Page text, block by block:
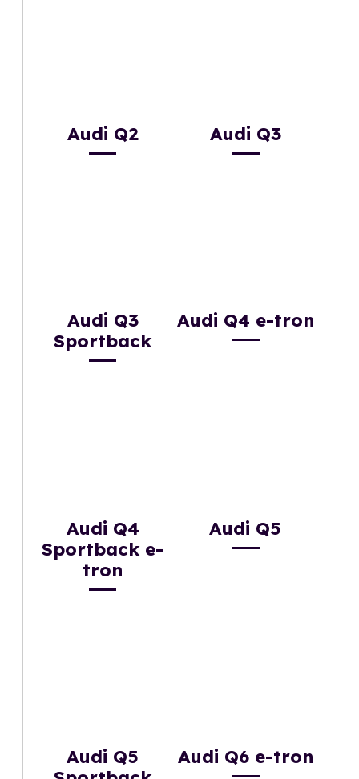
Audi Q2 Audi Q3
Audi Q3
Sportback
Audi Q4 e-tron
Audi Q4
Sportback e-
tron
Audi Q5
Audi Q5
Audi Q6 e-tron